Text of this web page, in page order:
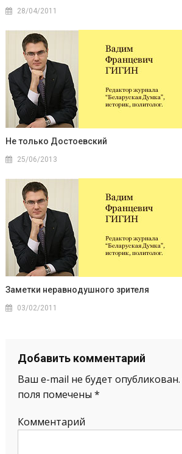
28/04/2011
Не только Достоевский
25/06/2013
Заметки неравнодушного зрителя
03/02/2011
Добавить комментарий
Ваш e-mail не будет опубликован.
поля помечены *
Комментарий